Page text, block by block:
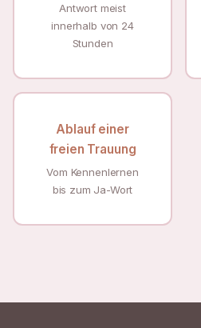
Antwort meist
innerhalb von 24
Stunden
Ablauf einer
freien Trauung
Vom Kennenlernen
bis zum Ja-Wort